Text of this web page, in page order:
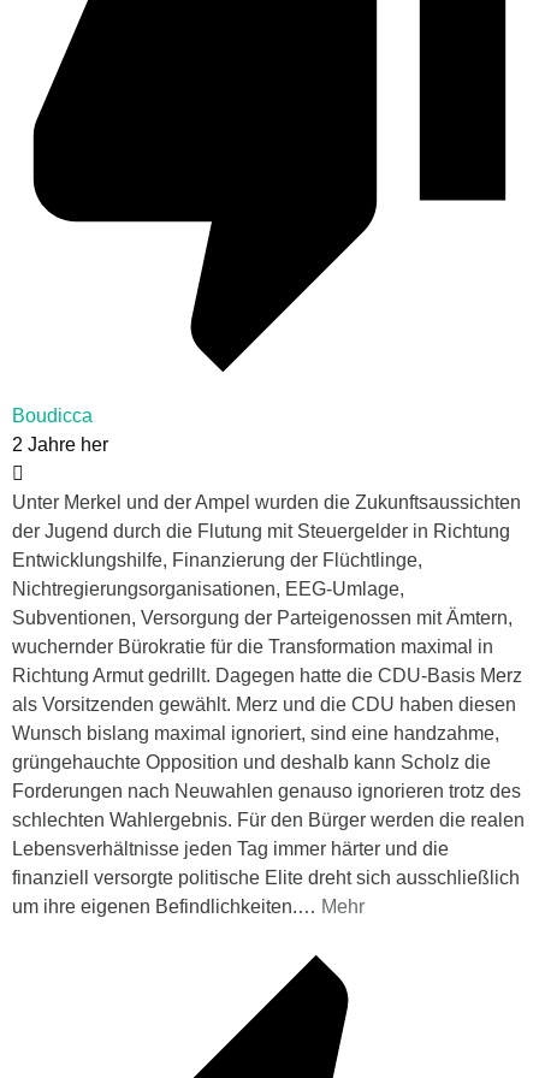
Boudicca
2 Jahre her
Unter Merkel und der Ampel wurden die Zukunftsaussichten
der Jugend durch die Flutung mit Steuergelder in Richtung
Entwicklungshilfe, Finanzierung der Flüchtlinge,
Nichtregierungsorganisationen, EEG-Umlage,
Subventionen, Versorgung der Parteigenossen mit Ämtern,
wuchernder Bürokratie für die Transformation maximal in
Richtung Armut gedrillt. Dagegen hatte die CDU-Basis Merz
als Vorsitzenden gewählt. Merz und die CDU haben diesen
Wunsch bislang maximal ignoriert, sind eine handzahme,
grüngehauchte Opposition und deshalb kann Scholz die
Forderungen nach Neuwahlen genauso ignorieren trotz des
schlechten Wahlergebnis. Für den Bürger werden die realen
Lebensverhältnisse jeden Tag immer härter und die
finanziell versorgte politische Elite dreht sich ausschließlich
um ihre eigenen Befindlichkeiten.… Mehr